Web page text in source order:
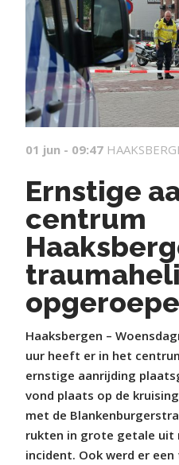
01 jun - 09:47
Ernstige
centrum
Haaksbergen –
uur heeft er in het
ernstige aanrijding
vond plaats op de
met de
rukten in grote getale uit
incident. Ook werd er